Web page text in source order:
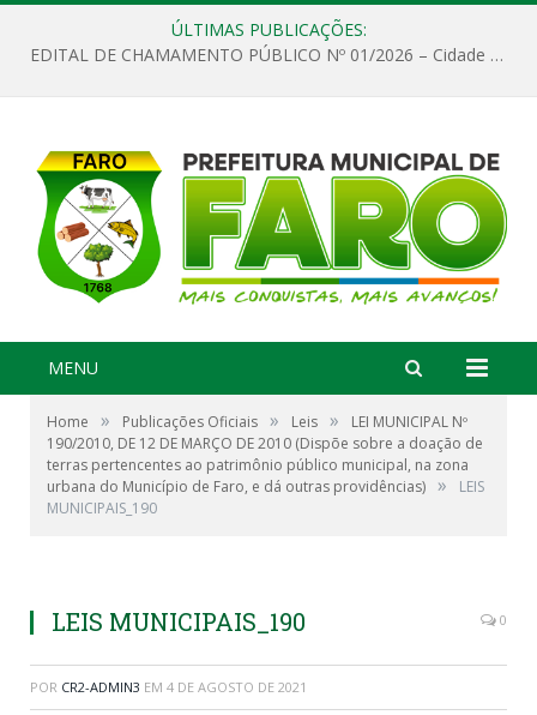
ÚLTIMAS PUBLICAÇÕES:
EDITAL DE CHAMAMENTO PÚBLICO Nº 01/2026 – Cidade de Faro
MENU
Home » Publicações Oficiais » Leis »
LEI MUNICIPAL Nº
190/2010, DE 12 DE MARÇO DE 2010 (Dispõe sobre a doação de
terras pertencentes ao patrimônio público municipal, na zona
urbana do Município de Faro, e dá outras providências) »
LEIS
MUNICIPAIS_190
LEIS MUNICIPAIS_190 0
POR CR2-ADMIN3 EM 4 DE AGOSTO DE 2021